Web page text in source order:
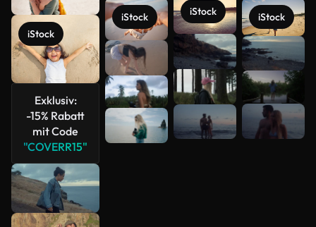
iStock
Exklusiv:
-15% Rabatt
mit Code
"COVERR15"
iStock iStock iStock
Mehr
anzeigen